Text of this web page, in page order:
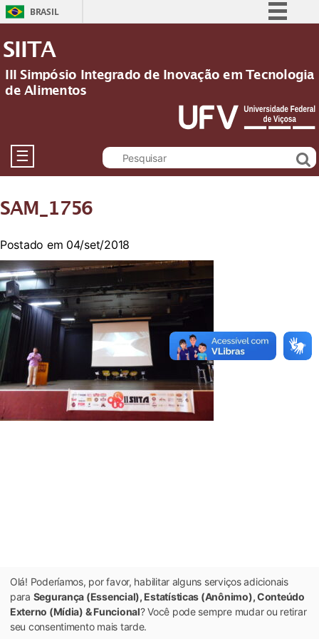
BRASIL
Participe
Acesso à informação
Legislação
Canais
SIITA
III Simpósio Integrado de Inovação em Tecnologia
de Alimentos
☰
SAM_1756
Postado em 04/set/2018
Olá! Poderíamos, por favor, habilitar alguns serviços adicionais
para Segurança (Essencial), Estatísticas (Anônimo), Conteúdo
Externo (Mídia) & Funcional? Você pode sempre mudar ou retirar
seu consentimento mais tarde.